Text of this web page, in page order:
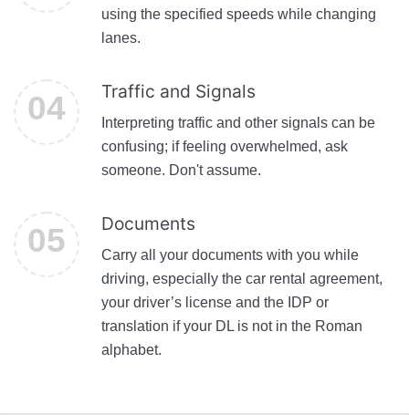
using the specified speeds while changing
lanes.
Traffic and Signals
Interpreting traffic and other signals can be
confusing; if feeling overwhelmed, ask
someone. Don't assume.
Documents
Carry all your documents with you while
driving, especially the car rental agreement,
your driver’s license and the IDP or
translation if your DL is not in the Roman
alphabet.